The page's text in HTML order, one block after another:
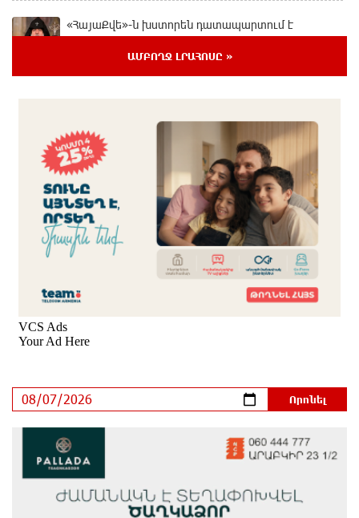
«ՀայաՔվե»-ն խստորեն դատապարտում է
Գարեգին Բ-ի և եպիսկոպոսների նկատմամբ
քրեական հետապնդումը
Այսօր «Համահայկական ճակատ» կուսակցության
ղեկավար, ՀՀ Զինված ուժերի պահեստազորի
փոխգնդապետ, հետախուզական զորքերի սպա
Արսեն Վարդանյանի ծննդյան տարեդարձն է
մեկ ժամ առաջ
Օգոստոսի 7-ին, 10-ին, 11-ին, 12-ին և 13-ին գազ չի
լինելու․ հասցեներ
10 ժամ առաջ
ջրհեղեղների հետևանքով զոհերի թիվը հասել է 97-
ի
Օգոստոսի 7-ին ժամանակավորապես կդադարեցվի
Վինիսիուսը նոր պայմանագիր է կնքել «Ռեալի»
հետ․ պաշտոնական
ԱՄԲՈՂՋ ԼՐԱՀՈՍԸ »